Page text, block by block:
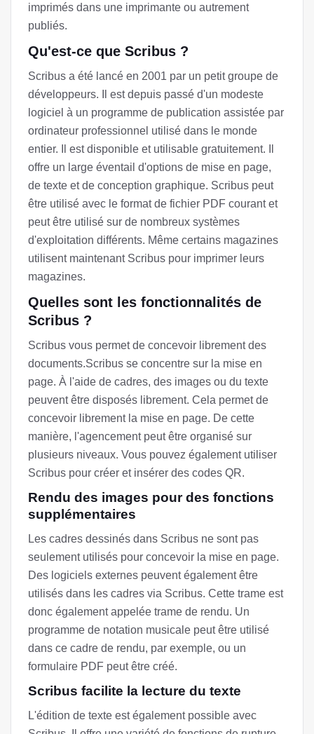
imprimés dans une imprimante ou autrement
publiés.
Qu'est-ce que Scribus ?
Scribus a été lancé en 2001 par un petit groupe de
développeurs. Il est depuis passé d'un modeste
logiciel à un programme de publication assistée par
ordinateur professionnel utilisé dans le monde
entier. Il est disponible et utilisable gratuitement. Il
offre un large éventail d'options de mise en page,
de texte et de conception graphique. Scribus peut
être utilisé avec le format de fichier PDF courant et
peut être utilisé sur de nombreux systèmes
d'exploitation différents. Même certains magazines
utilisent maintenant Scribus pour imprimer leurs
magazines.
Quelles sont les fonctionnalités de
Scribus ?
Scribus vous permet de concevoir librement des
documents.Scribus se concentre sur la mise en
page. À l'aide de cadres, des images ou du texte
peuvent être disposés librement. Cela permet de
concevoir librement la mise en page. De cette
manière, l'agencement peut être organisé sur
plusieurs niveaux. Vous pouvez également utiliser
Scribus pour créer et insérer des codes QR.
Rendu des images pour des fonctions
supplémentaires
Les cadres dessinés dans Scribus ne sont pas
seulement utilisés pour concevoir la mise en page.
Des logiciels externes peuvent également être
utilisés dans les cadres via Scribus. Cette trame est
donc également appelée trame de rendu. Un
programme de notation musicale peut être utilisé
dans ce cadre de rendu, par exemple, ou un
formulaire PDF peut être créé.
Scribus facilite la lecture du texte
L'édition de texte est également possible avec